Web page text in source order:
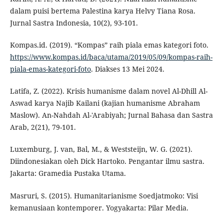
dalam puisi bertema Palestina karya Helvy Tiana Rosa.
Jurnal Sastra Indonesia, 10(2), 93-101.
Kompas.id. (2019). “Kompas” raih piala emas kategori foto.
https://www.kompas.id/baca/utama/2019/05/09/kompas-raih-
piala-emas-kategori-foto. Diakses 13 Mei 2024.
Latifa, Z. (2022). Krisis humanisme dalam novel Al-Dhill Al-
Aswad karya Najib Kailani (kajian humanisme Abraham
Maslow). An-Nahdah Al-'Arabiyah; Jurnal Bahasa dan Sastra
Arab, 2(21), 79-101.
Luxemburg, J. van, Bal, M., & Weststeijn, W. G. (2021).
Diindonesiakan oleh Dick Hartoko. Pengantar ilmu sastra.
Jakarta: Gramedia Pustaka Utama.
Masruri, S. (2015). Humanitarianisme Soedjatmoko: Visi
kemanusiaan kontemporer. Yogyakarta: Pilar Media.